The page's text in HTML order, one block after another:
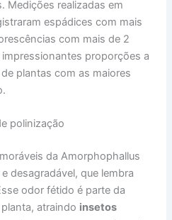
Medições realizadas em
espádices com mais
com mais de 2
proporções a
plantas com as maiores
polinização
da Amorphophallus
desagradável, que lembra
odor fétido é parte da
atraindo insetos